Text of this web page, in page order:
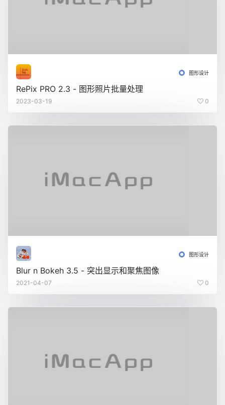
图形设计
RePix PRO 2.3 - 图形照片批量处理
2023-03-19 0
图形设计
Blur n Bokeh 3.5 - 突出显示和聚焦图像
2021-04-07 0